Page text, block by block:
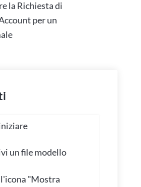
la Richiesta di
per un
un file modello
"Mostra